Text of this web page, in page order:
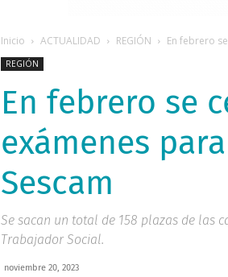
Inicio ACTUALIDAD REGIÓN En febrero
REGIÓN
En febrero se
exámenes
Sescam
Se sacan un total de 158 plazas de las
Trabajador Social.
noviembre 20, 2023